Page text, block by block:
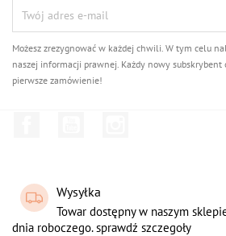
Możesz zrezygnować w każdej chwili. W tym celu
naszej informacji prawnej. Każdy nowy subskrybent
pierwsze zamówienie!
Wysyłka
Towar dostępny w naszym
dnia roboczego. sprawdź szczegoły